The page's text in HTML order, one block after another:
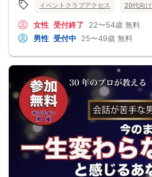
イベントクラブアクセス 20代向け
女性 受付終了 22〜54歳 無料
男性 受付中 25〜49歳 無料